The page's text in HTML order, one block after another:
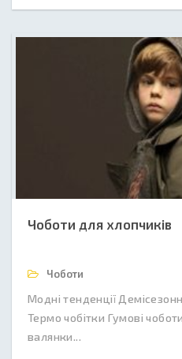
Чоботи для хлопчиків
Чоботи
Модні тенденції
Термо чобітки Гумові
валянки...